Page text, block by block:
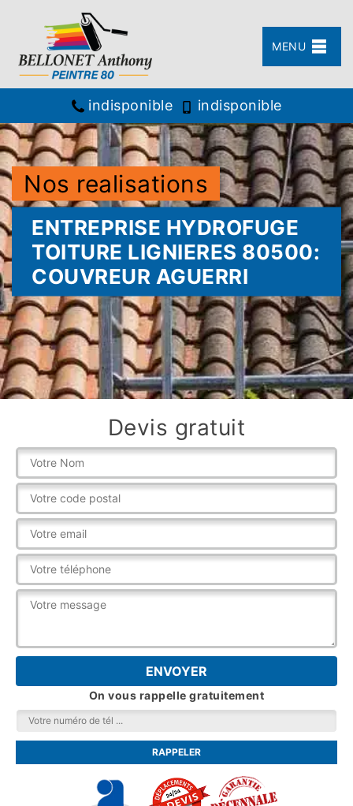
MENU
indisponible indisponible
Nos realisations
ENTREPRISE HYDROFUGE
TOITURE LIGNIERES 80500:
COUVREUR AGUERRI
Devis gratuit
On vous rappelle gratuitement